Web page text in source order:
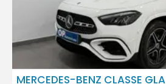
MERCEDES-BENZ CLASSE GLA